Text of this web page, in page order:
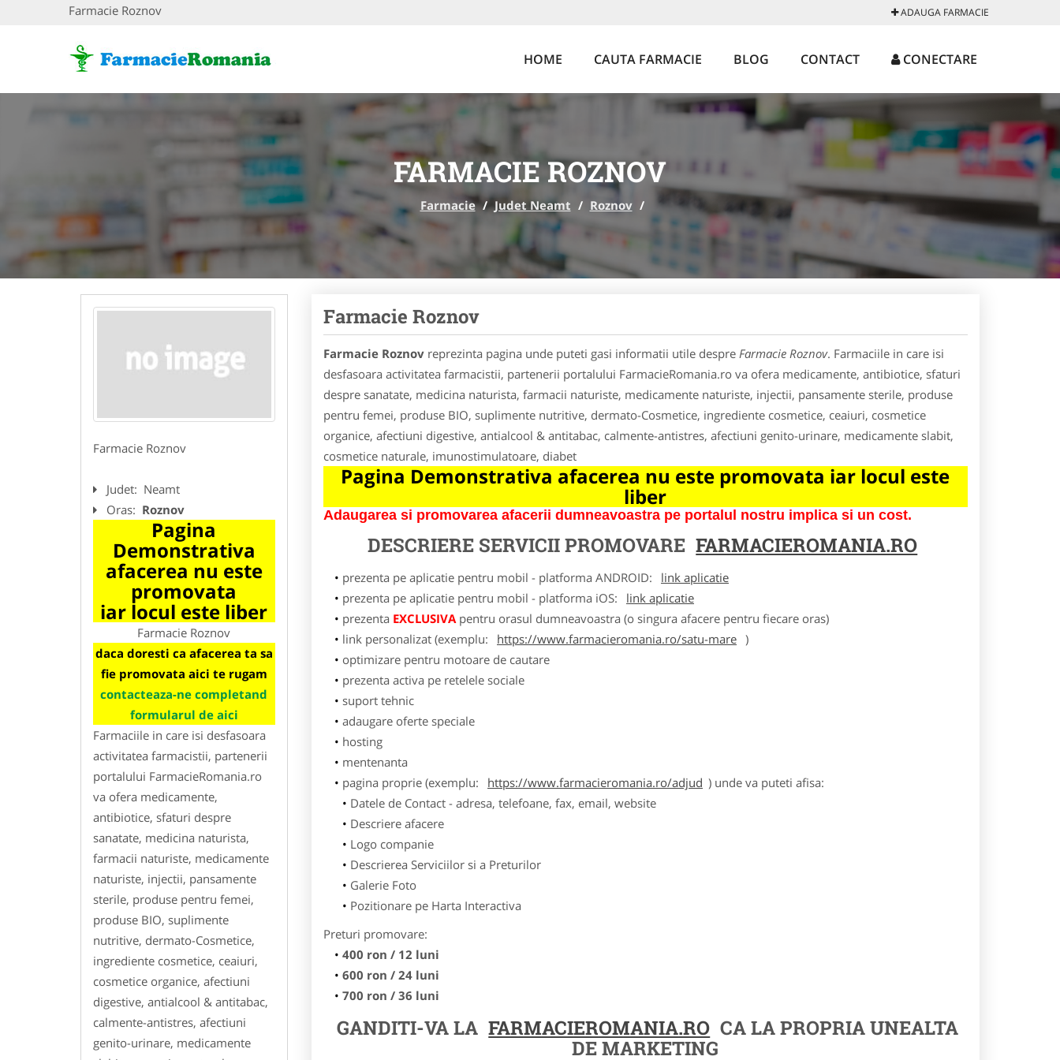
Farmacie Roznov ADAUGA FARMACIE
HOME CAUTA FARMACIE BLOG CONTACT CONECTARE
FARMACIE ROZNOV
Farmacie / Judet Neamt / Roznov /
Farmacie Roznov
Judet: Neamt
Oras: Roznov
Pagina
Demonstrativa
afacerea nu este
promovata
iar locul este liber
Farmacie Roznov
daca doresti ca afacerea ta sa
fie promovata aici te rugam
contacteaza-ne completand
formularul de aici
Farmaciile in care isi desfasoara
activitatea farmacistii, partenerii
portalului FarmacieRomania.ro
va ofera medicamente,
antibiotice, sfaturi despre
sanatate, medicina naturista,
farmacii naturiste, medicamente
naturiste, injectii, pansamente
sterile, produse pentru femei,
produse BIO, suplimente
nutritive, dermato-Cosmetice,
ingrediente cosmetice, ceaiuri,
cosmetice organice, afectiuni
digestive, antialcool & antitabac,
calmente-antistres, afectiuni
genito-urinare, medicamente
Farmacie Roznov
Farmacie Roznovreprezinta pagina unde puteti gasi informatii utile despre Farmacie Roznov. Farmaciile in care isi
desfasoara activitatea farmacistii, partenerii portalului FarmacieRomania.ro va ofera medicamente, antibiotice, sfaturi
despre sanatate, medicina naturista, farmacii naturiste, medicamente naturiste, injectii, pansamente sterile, produse
pentru femei, produse BIO, suplimente nutritive, dermato-Cosmetice, ingrediente cosmetice, ceaiuri, cosmetice
organice, afectiuni digestive, antialcool & antitabac, calmente-antistres, afectiuni genito-urinare, medicamente slabit,
cosmetice naturale, imunostimulatoare, diabet
Pagina Demonstrativa afacerea nu este promovata iar locul este
liber
Adaugarea si promovarea afacerii dumneavoastra pe portalul nostru implica si un cost.
DESCRIERE SERVICII PROMOVARE FARMACIEROMANIA.RO
prezenta pe aplicatie pentru mobil - platforma ANDROID:
link aplicatie
prezenta pe aplicatie pentru mobil - platforma iOS:
link aplicatie
prezenta EXCLUSIVApentru orasul dumneavoastra (o singura afacere pentru fiecare oras)
link personalizat (exemplu:
https://www.farmacieromania.ro/satu-mare )
optimizare pentru motoare de cautare
prezenta activa pe retelele sociale
suport tehnic
adaugare oferte speciale
hosting
mentenanta
pagina proprie (exemplu:
https://www.farmacieromania.ro/adjud ) unde va puteti afisa:
Datele de Contact - adresa, telefoane, fax, email, website
Descriere afacere
Logo companie
Descrierea Serviciilor si a Preturilor
Galerie Foto
Pozitionare pe Harta Interactiva
Preturi promovare:
400 ron / 12 luni
600 ron / 24 luni
700 ron / 36 luni
GANDITI-VA LA FARMACIEROMANIA.RO CA LA PROPRIA UNEALTA
DE MARKETING